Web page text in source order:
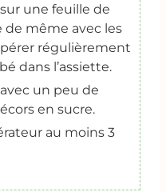
une feuille de
de même avec les
régulièrement
dans l’assiette.
un peu de
en sucre.
au moins 3